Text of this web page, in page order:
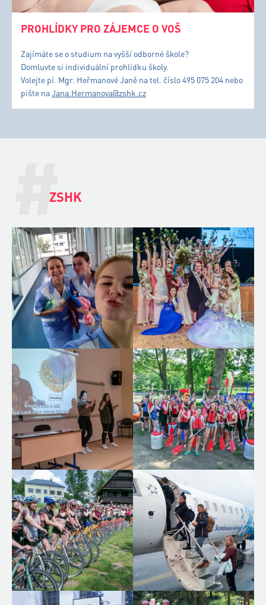
PROHLÍDKY PRO ZÁJEMCE O VOŠ
Zajímáte se o studium na vyšší odborné škole?
Domluvte si individuální prohlídku školy.
Volejte pí. Mgr. Heřmanové Janě na tel. číslo 495 075 204 nebo
pište naJana.Hermanova@zshk.cz
#
ZSHK